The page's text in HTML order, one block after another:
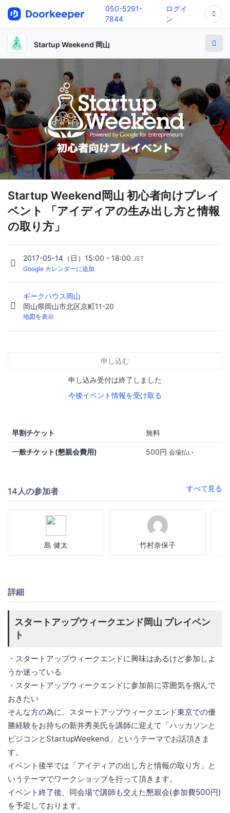
050-5291-
7844
ログイ
ン
Startup Weekend 岡山
Startup Weekend岡山 初心者向けプレイ
ベント 「アイディアの生み出し⽅と情報
の取り⽅」
2017-05-14（日）15:00 - 18:00 JST
Google カレンダーに追加
ギークハウス岡山
岡山県岡山市北区京町11-20
地図を表示
申し込む
申し込み受付は終了しました
今後イベント情報を受け取る
早割チケット 無料
一般チケット(懇親会費用) 500円 会場払い
14人の参加者 すべて見る
島 健太 竹村奈保子
詳細
スタートアップウィークエンド岡山 プレイベン
ト
・スタートアップウィークエンドに興味はあるけど参加しよ
うか迷っている
・スタートアップウィークエンドに参加前に雰囲気を掴んで
おきたい
そんな方の為に、スタートアップウィークエンド東京での優
勝経験をお持ちの新井秀美氏を講師に迎えて「ハッカソンと
ビジコンとStartupWeekend」というテーマでお話頂きま
す。
イベント後半では「アイディアの出し⽅と情報の取り⽅」と
いうテーマでワークショップを行って頂きます。
イベント終了後、同会場で講師も交えた懇親会(参加費500円)
を予定しております。